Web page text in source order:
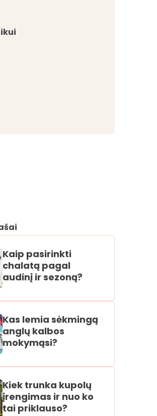
Kaip pasirinkti
chalatą pagal
audinį ir sezoną?
Kas lemia sėkmingą
anglų kalbos
mokymąsi?
Kiek trunka kupolų
įrengimas ir nuo ko
tai priklauso?